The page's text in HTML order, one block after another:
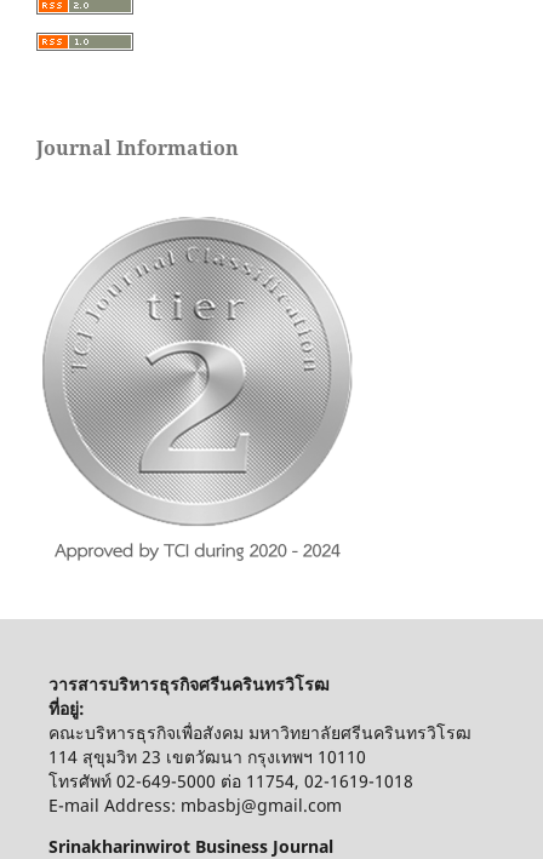
Journal Information
วารสารบริหารธุรกิจศรีนครินทรวิโรฒ
ที่อยู่:
คณะบริหารธุรกิจเพื่อสังคม มหาวิทยาลัยศรีนครินทรวิโรฒ
114 สุขุมวิท 23 เขตวัฒนา กรุงเทพฯ 10110
โทรศัพท์ 02-649-5000 ต่อ 11754, 02-1619-1018
E-mail Address: mbasbj@gmail.com
Srinakharinwirot Business Journal